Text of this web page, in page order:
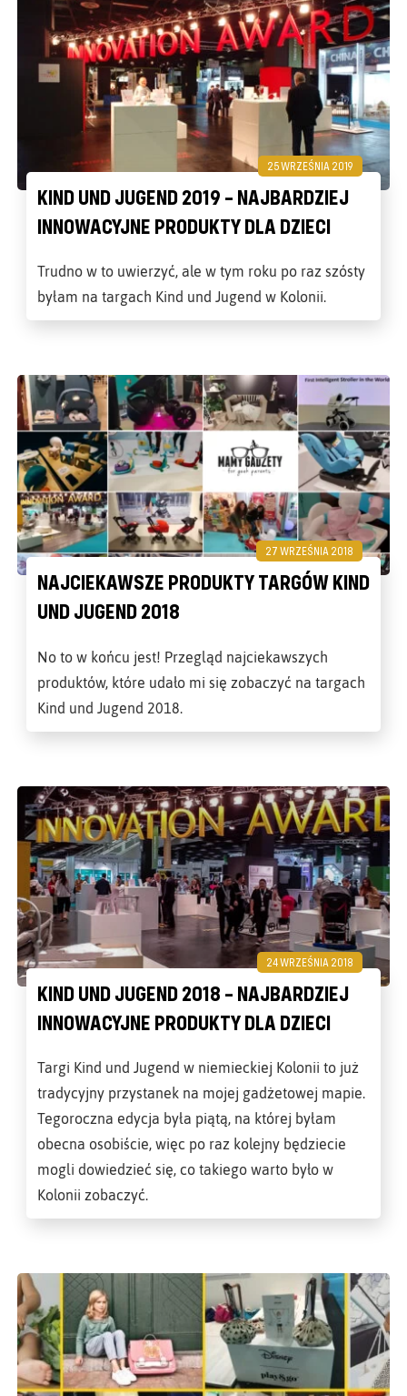
25 WRZEŚNIA 2019
KIND UND JUGEND 2019 – NAJBARDZIEJ
INNOWACYJNE PRODUKTY DLA DZIECI
Trudno w to uwierzyć, ale w tym roku po raz szósty
byłam na targach Kind und Jugend w Kolonii.
27 WRZEŚNIA 2018
NAJCIEKAWSZE PRODUKTY TARGÓW KIND
UND JUGEND 2018
No to w końcu jest! Przegląd najciekawszych
produktów, które udało mi się zobaczyć na targach
Kind und Jugend 2018.
24 WRZEŚNIA 2018
KIND UND JUGEND 2018 – NAJBARDZIEJ
INNOWACYJNE PRODUKTY DLA DZIECI
Targi Kind und Jugend w niemieckiej Kolonii to już
tradycyjny przystanek na mojej gadżetowej mapie.
Tegoroczna edycja była piątą, na której byłam
obecna osobiście, więc po raz kolejny będziecie
mogli dowiedzieć się, co takiego warto było w
Kolonii zobaczyć.